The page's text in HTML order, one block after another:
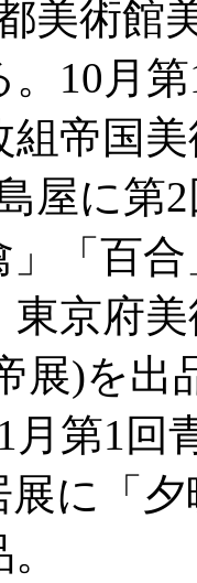
美術館
10月
帝国美
屋に第
「百
東京府
展)を
月第1回
展に「